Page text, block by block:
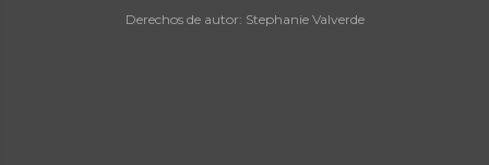
Derechos de autor: Stephanie Valverde